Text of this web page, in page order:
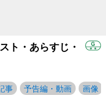
ト・あらすじ・
事 予告編・動画 画像